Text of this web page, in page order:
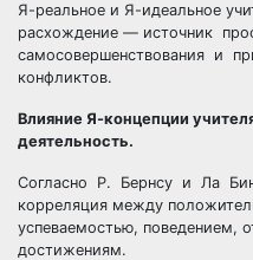
Я-реальное и Я-идеальное
расхождение — источник
самосовершенствования и
конфликтов.
Влияние Я-концепции
деятельность.
Согласно Р. Бернсу и Ла
корреляция между
успеваемостью, поведением,
достижениям.